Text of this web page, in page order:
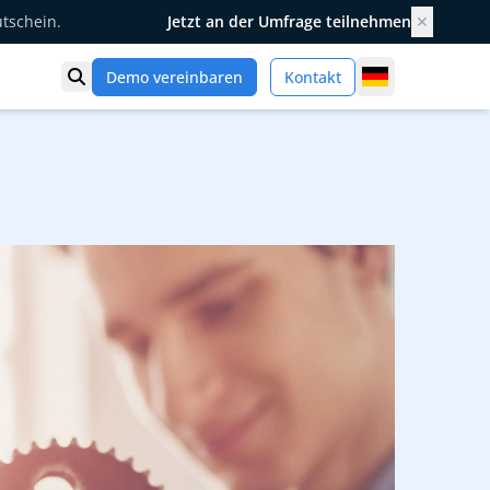
Jetzt an der Umfrage teilnehmen ✕
Suche öffnen
Demo vereinbaren Kontakt Germany